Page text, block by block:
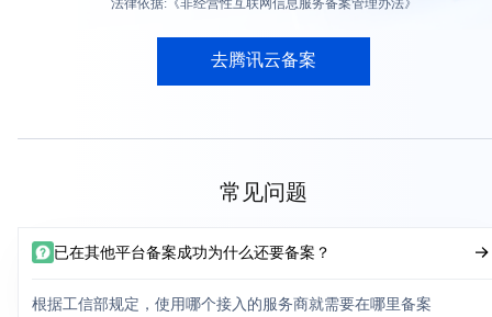
去腾讯云备案
常见问题
已在其他平台备案成功为什么还要备案？
根据工信部规定，使用哪个接入的服务商就需要在哪里备案